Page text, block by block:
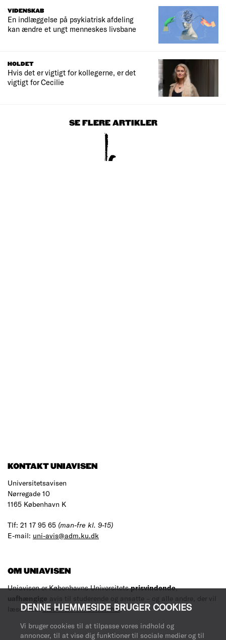
DENNE HJEMMESIDE BRUGER COOKIES
Vi bruger cookies til at tilpasse vores indhold og
annoncer, til at vise dig funktioner til sociale medier og til
VIDENSKAB
En indlæggelse på psykiatrisk afdeling
kan ændre et ungt menneskes livsbane
HOLDET
Hvis det er vigtigt for kollegerne, er det
vigtigt for Cecilie
SE FLERE ARTIKLER
KONTAKT UNIAVISEN
Universitetsavisen
Nørregade 10
1165 København K
Tlf: 21 17 95 65 (man-fre kl. 9-15)
E-mail: uni-avis@adm.ku.dk
OM UNIAVISEN
Uniavisen er Københavns Universitetsprisvindende,
uafhængige avis til studerende og ansatte – og alle andre, der vil
læse med.Læs mere om avisen her.